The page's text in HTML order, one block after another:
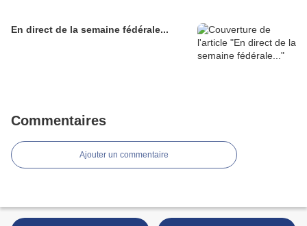
En direct de la semaine fédérale...
Commentaires
Ajouter un commentaire